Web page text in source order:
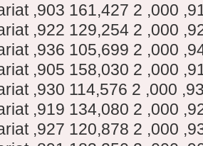
,903 161,427 2 ,000
,922 129,254 2 ,000
,936 105,699 2 ,000
,905 158,030 2 ,000
,930 114,576 2 ,000
,919 134,080 2 ,000
,927 120,878 2 ,000